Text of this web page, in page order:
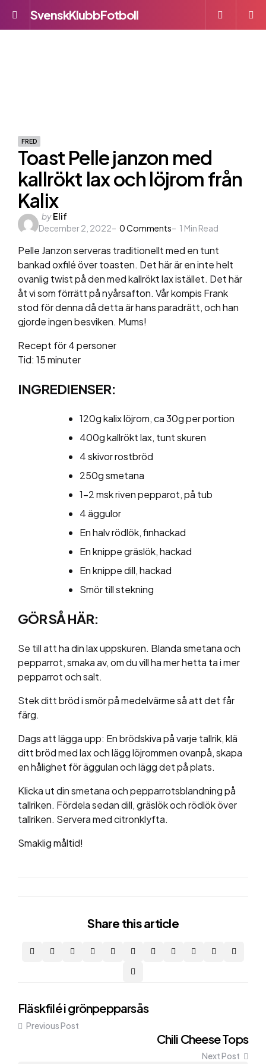
Menu
SvenskKlubbFotboll
FRED
Toast Pelle janzon med
kallrökt lax och löjrom från
Kalix
Posted
by
byElif
December 2, 2022
0Comments 1 Min Read
Pelle Janzon serveras traditionellt med en tunt
bankad oxfilé över toasten. Det här är en inte helt
ovanlig twist på den med kallrökt lax istället. Det här
åt vi som förrätt på nyårsafton. Vår kompis Frank
stod för denna då detta är hans paradrätt, och han
gjorde ingen besviken. Mums!
Recept för 4 personer
Tid: 15 minuter
INGREDIENSER:
120g kalix löjrom, ca 30g per portion
400g kallrökt lax, tunt skuren
4 skivor rostbröd
250g smetana
1-2 msk riven pepparot, på tub
4 äggulor
En halv rödlök, finhackad
En knippe gräslök, hackad
En knippe dill, hackad
Smör till stekning
GÖR SÅ HÄR:
Se till att ha din lax uppskuren. Blanda smetana och
pepparrot, smaka av, om du vill ha mer hetta ta i mer
pepparrot och salt.
Stek ditt bröd i smör på medelvärme så att det får
färg.
Dags att lägga upp: En brödskiva på varje tallrik, klä
ditt bröd med lax och lägg löjrommen ovanpå, skapa
en hålighet för äggulan och lägg det på plats.
Klicka ut din smetana och pepparrotsblandning på
tallriken. Fördela sedan dill, gräslök och rödlök över
tallriken. Servera med citronklyfta.
Smaklig måltid!
Share this article
Post
navigation
Fläskfilé i grönpepparsås
Previous Post
Chili Cheese Tops
Next Post